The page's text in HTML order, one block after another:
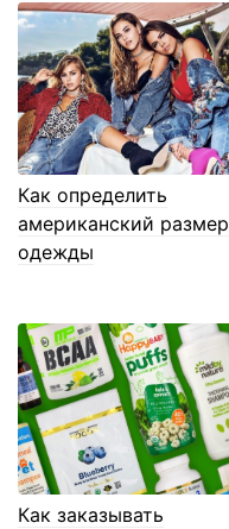
Как определить
американский размер
одежды
Как заказывать